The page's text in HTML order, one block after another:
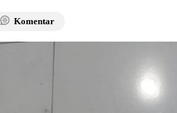
Komentar